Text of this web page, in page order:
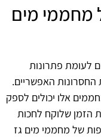
מחממי מים
לעומת פתרונות
האפשריים.
אלו יכולים לספק
הזמן שלוקח לחכות
של מחממי מים גז